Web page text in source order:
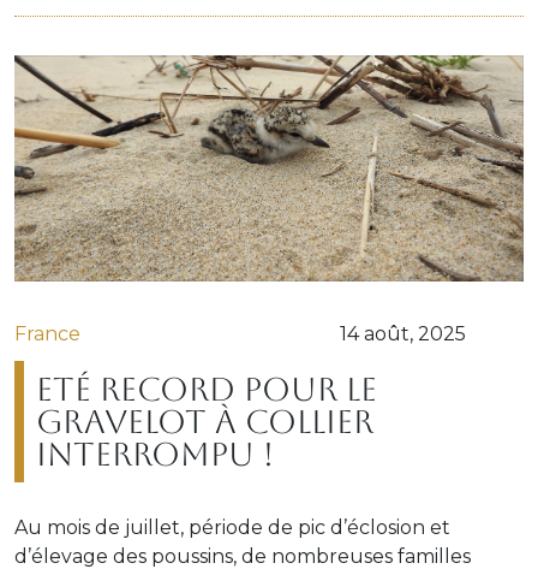
14 août, 2025
France
Eté record pour le
gravelot à collier
interrompu !
Au mois de juillet, période de pic d’éclosion et
d’élevage des poussins, de nombreuses familles